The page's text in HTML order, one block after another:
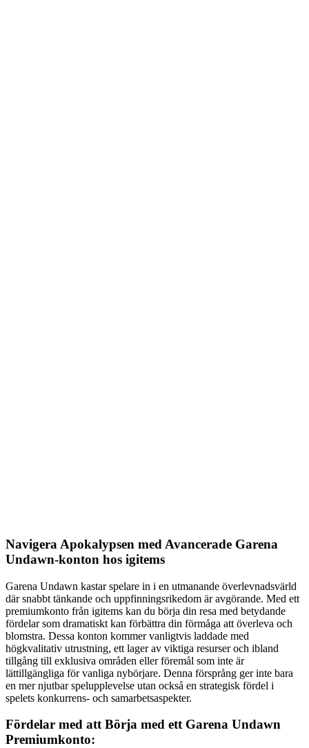
Navigera Apokalypsen med Avancerade Garena
Undawn-konton hos igitems
Garena Undawn kastar spelare in i en utmanande överlevnadsvärld
där snabbt tänkande och uppfinningsrikedom är avgörande. Med ett
premiumkonto från igitems kan du börja din resa med betydande
fördelar som dramatiskt kan förbättra din förmåga att överleva och
blomstra. Dessa konton kommer vanligtvis laddade med
högkvalitativ utrustning, ett lager av viktiga resurser och ibland
tillgång till exklusiva områden eller föremål som inte är
lättillgängliga för vanliga nybörjare. Denna försprång ger inte bara
en mer njutbar spelupplevelse utan också en strategisk fördel i
spelets konkurrens- och samarbetsaspekter.
Fördelar med att Börja med ett Garena Undawn
Premiumkonto: